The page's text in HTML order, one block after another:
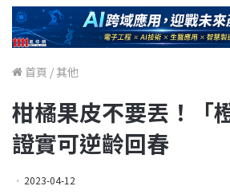
首頁 /其他
柑橘果皮不要丟！「
證實可逆齡回春
2023-04-12